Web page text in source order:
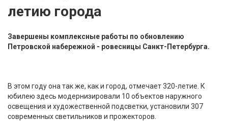
летию города
Завершены комплексные работы по обновлению
Петровской набережной - ровесницы Санкт-Петербурга.
В этом году она так же, как и город, отмечает 320-летие. К
юбилею здесь модернизировали 10 объектов наружного
освещения и художественной подсветки, установили 307
современных светильников и прожекторов.